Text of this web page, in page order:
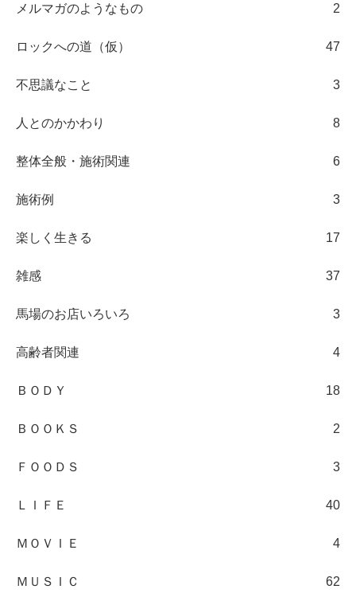
メルマガのようなもの 2
ロックへの道（仮） 47
不思議なこと 3
人とのかかわり 8
整体全般・施術関連 6
施術例 3
楽しく生きる 17
雑感 37
馬場のお店いろいろ 3
高齢者関連 4
ＢＯＤＹ 18
ＢＯＯＫＳ 2
ＦＯＯＤＳ 3
ＬＩＦＥ 40
ＭＯＶＩＥ 4
ＭＵＳＩＣ 62